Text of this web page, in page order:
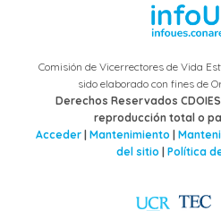
Comisión de Vicerrectores de Vida
sido elaborado con fines de
Derechos Reservados
reproducción total o
Acceder Mantenimiento
del sitio Política